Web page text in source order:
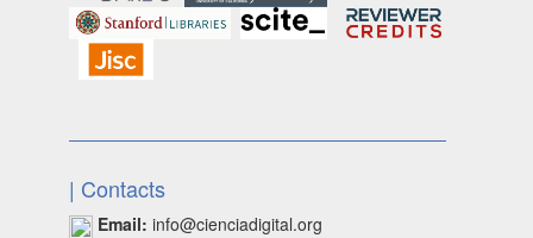
| Contacts
Email: info@cienciadigital.org